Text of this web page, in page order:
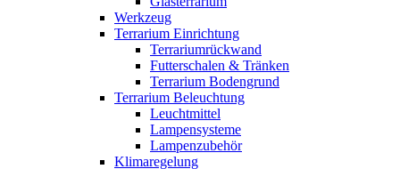
Werkzeug
Terrarium Einrichtung
Terrariumrückwand
Futterschalen & Tränken
Terrarium Bodengrund
Terrarium Beleuchtung
Leuchtmittel
Lampensysteme
Lampenzubehör
Klimaregelung